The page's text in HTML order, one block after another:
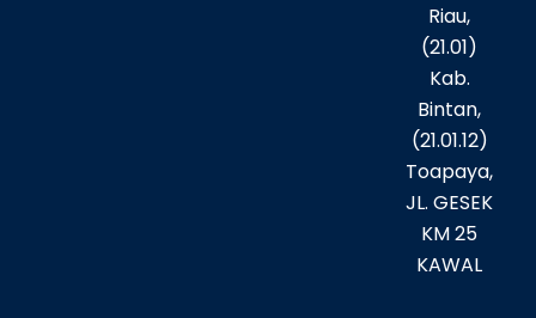
Riau,
(21.01)
Kab.
Bintan,
(21.01.12)
Toapaya,
JL. GESEK
KM 25
KAWAL